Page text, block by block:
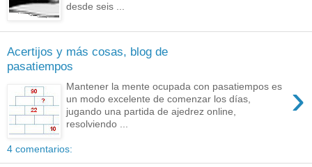
desde seis ...
Acertijos y más cosas, blog de
pasatiempos
›
Mantener la mente ocupada con pasatiempos es
un modo excelente de comenzar los días,
jugando una partida de ajedrez online,
resolviendo ...
4 comentarios: